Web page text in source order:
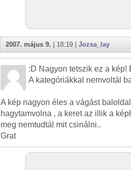
2007. május 9. | 18:19 | Jozsa_lay
:D Nagyon tetszik ez a kép!
A kategóriákkal nemvoltál
A kép nagyon éles a vágást
hagytamvolna , a keret az illik a
meg nemtudtál mit csinálni..
Grat